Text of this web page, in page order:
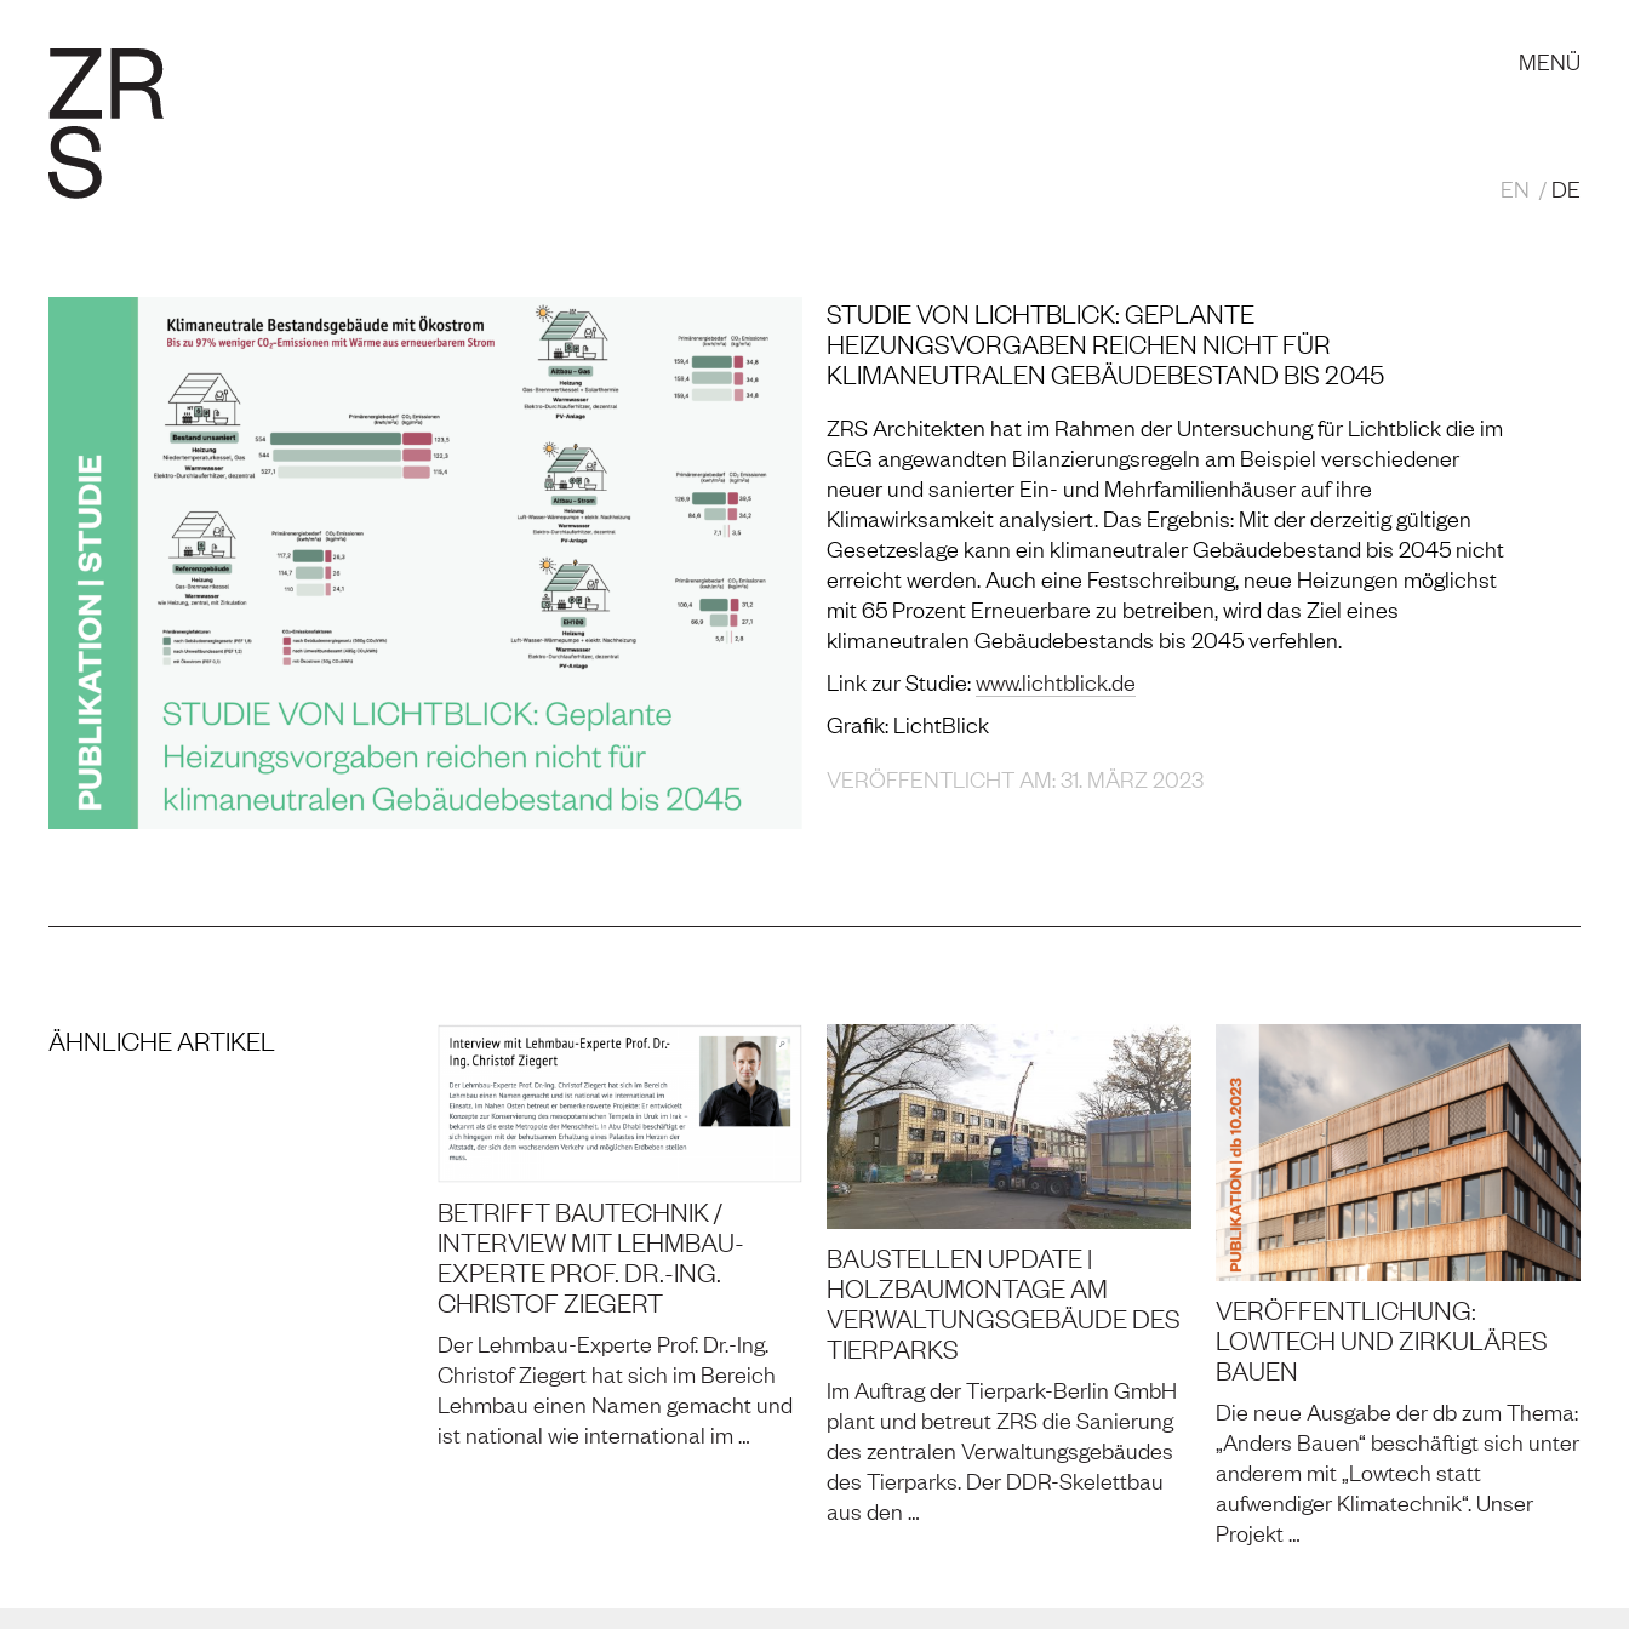
MENÜ
EN DE
STUDIE VON LICHTBLICK: GEPLANTE
HEIZUNGSVORGABEN REICHEN NICHT FÜR
KLIMANEUTRALEN GEBÄUDEBESTAND BIS 2045
ZRS Architekten hat im Rahmen der Untersuchung für Lichtblick die im
GEG angewandten Bilanzierungsregeln am Beispiel verschiedener
neuer und sanierter Ein- und Mehrfamilienhäuser auf ihre
Klimawirksamkeit analysiert. Das Ergebnis: Mit der derzeitig gültigen
Gesetzeslage kann ein klimaneutraler Gebäudebestand bis 2045 nicht
erreicht werden. Auch eine Festschreibung, neue Heizungen möglichst
mit 65 Prozent Erneuerbare zu betreiben, wird das Ziel eines
klimaneutralen Gebäudebestands bis 2045 verfehlen.
Link zur Studie:www.lichtblick.de
Grafik: LichtBlick
VERÖFFENTLICHT AM: 31. MÄRZ 2023
ÄHNLICHE ARTIKEL
BETRIFFT BAUTECHNIK /
INTERVIEW MIT LEHMBAU-
EXPERTE PROF. DR.-ING.
CHRISTOF ZIEGERT
Der Lehmbau-Experte Prof. Dr.-Ing.
Christof Ziegert hat sich im Bereich
Lehmbau einen Namen gemacht und
ist national wie international im …
BAUSTELLEN UPDATE |
HOLZBAUMONTAGE AM
VERWALTUNGSGEBÄUDE DES
TIERPARKS
Im Auftrag der Tierpark-Berlin GmbH
plant und betreut ZRS die Sanierung
des zentralen Verwaltungsgebäudes
des Tierparks. Der DDR-Skelettbau
aus den …
VERÖFFENTLICHUNG:
LOWTECH UND ZIRKULÄRES
BAUEN
Die neue Ausgabe der db zum Thema:
„Anders Bauen“ beschäftigt sich unter
anderem mit „Lowtech statt
aufwendiger Klimatechnik“. Unser
Projekt …